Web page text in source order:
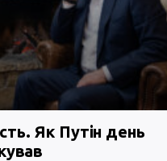
Як Путін день